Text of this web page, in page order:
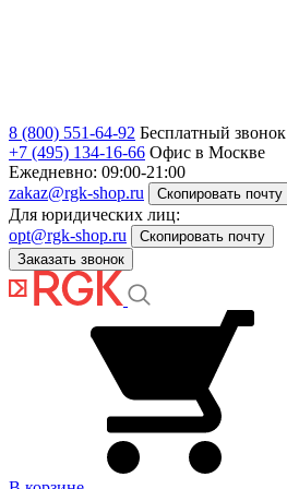
8 (800) 551-64-92 Бесплатный звонок
+7 (495) 134-16-66 Офис в Москве
Ежедневно: 09:00-21:00
zakaz@rgk-shop.ru
Скопировать почту
Для юридических лиц:
opt@rgk-shop.ru
Скопировать почту
Заказать звонок